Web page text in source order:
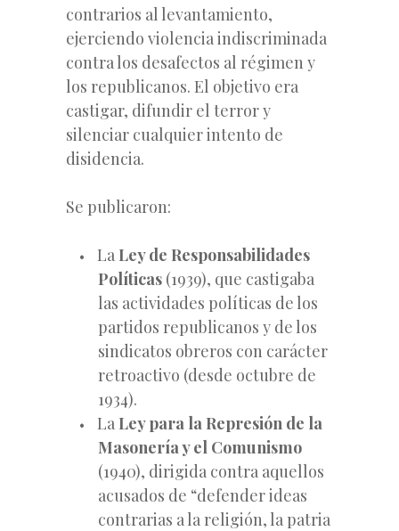
contrarios al levantamiento,
ejerciendo violencia indiscriminada
contra los desafectos al régimen y
los republicanos. El objetivo era
castigar, difundir el terror y
silenciar cualquier intento de
disidencia.
Se publicaron:
LaLey de Responsabilidades
Políticas (1939), que castigaba
las actividades políticas de los
partidos republicanos y de los
sindicatos obreros con carácter
retroactivo (desde octubre de
1934).
LaLey para la Represión de la
Masonería y el Comunismo
(1940), dirigida contra aquellos
acusados de “defender ideas
contrarias a la religión, la patria